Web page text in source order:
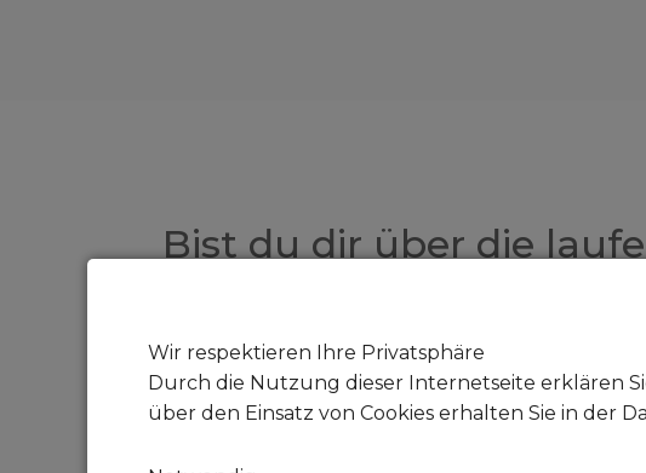
Bist du dir über die
Für eine Katze wie Cookie musst
Wir respektieren Ihre Privatsphäre
Durch die Nutzung dieser Internetseite erklären
über den Einsatz von Cookies erhalten Sie in der